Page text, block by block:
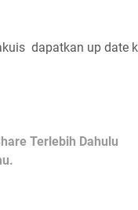
dapatkan up date
Terlebih Dahulu